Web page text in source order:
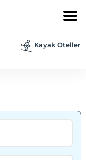
Kayak Otelleri